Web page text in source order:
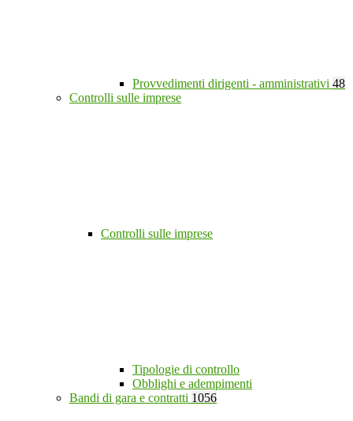
Provvedimenti dirigenti - amministrativi 48
Controlli sulle imprese
Controlli sulle imprese
Tipologie di controllo
Obblighi e adempimenti
Bandi di gara e contratti 1056